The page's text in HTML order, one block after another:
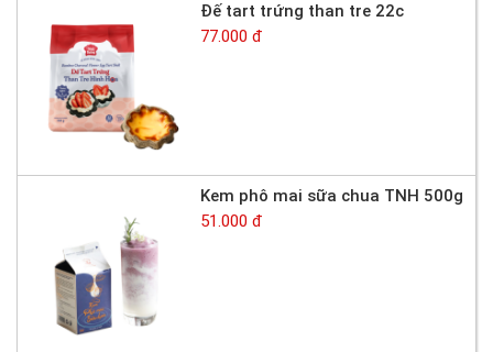
Đế tart trứng than tre 22c
77.000 đ
Kem phô mai sữa chua TNH 500g
51.000 đ